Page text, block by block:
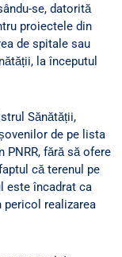
se, datorită
proiectele din
de spitale sau
la începutul
Sănătății,
de pe lista
PNRR, fără să ofere
că terenul pe
este încadrat ca
pericol realizarea